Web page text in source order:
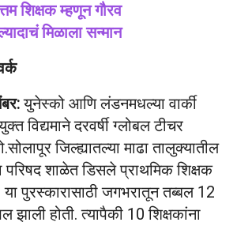
शिक्षक म्हणून गौरव
मिळाला सन्मान
युनेस्को आणि लंडनमधल्या वार्की
विद्यमाने दरवर्षी ग्लोबल टीचर
जिल्ह्यातल्या माढा तालुक्यातील
परिषद शाळेत डिसले प्राथमिक शिक्षक
पुरस्कारासाठी जगभरातून तब्बल 12
झाली होती. त्यापैकी 10 शिक्षकांना